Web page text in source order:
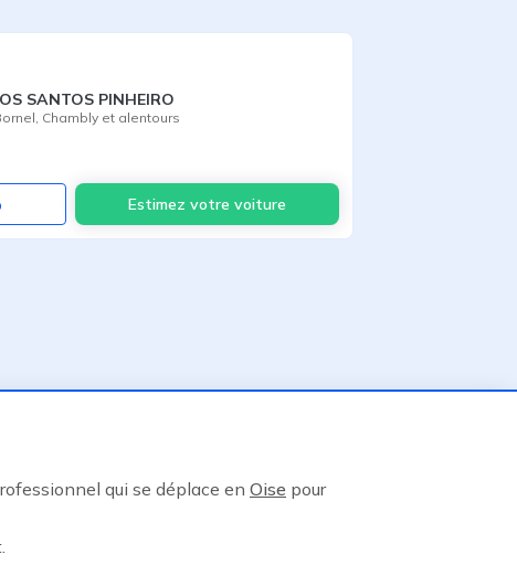
SANTOS PINHEIRO
Chambly et alentours
Estimez votre voiture
qui se déplace en Oise pour